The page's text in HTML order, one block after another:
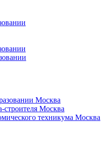
Москва
Москва
техникума Москва